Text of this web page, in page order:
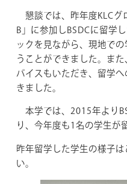
懇談では、昨年度KLCグ
B」に参加しBSDCに留学
ックを見ながら、現地で
うことができました。ま
バイスもいただき、留学
きました。
本学では、2015年より
り、今年度も1名の学生が
昨年留学した学生の様子は
い。